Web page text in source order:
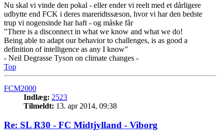
Nu skal vi vinde den pokal - eller ender vi reelt med et dårligere
udbytte end FCK i deres mareridtssæson, hvor vi har den bedste
trup vi nogensinde har haft - og måske får
"There is a disconnect in what we know and what we do!
Being able to adapt our behavior to challenges, is as good a
definition of intelligence as any I know"
- Neil Degrasse Tyson on climate changes -
Top
FCM2000
Indlæg: 2523
Tilmeldt: 13. apr 2014, 09:38
Re: SL R30 - FC Midtjylland - Viborg